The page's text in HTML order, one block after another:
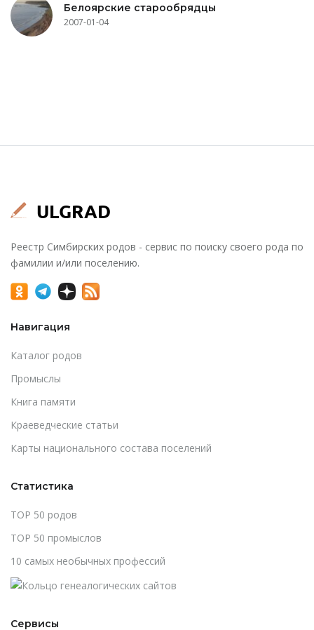
Белоярские старообрядцы
2007-01-04
Реестр Симбирских родов - сервис по поиску своего рода по
фамилии и/или поселению.
Навигация
Каталог родов
Промыслы
Книга памяти
Краеведческие статьи
Карты национального состава поселений
Статистика
TOP 50 родов
TOP 50 промыслов
10 самых необычных профессий
Сервисы